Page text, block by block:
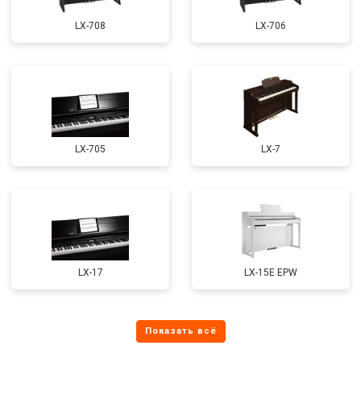
LX-708 LX-706
LX-705 LX-7
LX-17 LX-15E EPW